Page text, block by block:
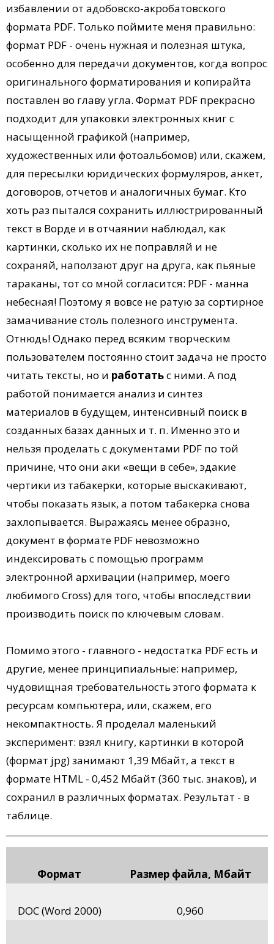
избавлении от адобовско-акробатовского
формата PDF. Только поймите меня правильно:
формат PDF - очень нужная и полезная штука,
особенно для передачи документов, когда вопрос
оригинального форматирования и копирайта
поставлен во главу угла. Формат PDF прекрасно
подходит для упаковки электронных книг с
насыщенной графикой (например,
художественных или фотоальбомов) или, скажем,
для пересылки юридических формуляров, анкет,
договоров, отчетов и аналогичных бумаг. Кто
хоть раз пытался сохранить иллюстрированный
текст в Ворде и в отчаянии наблюдал, как
картинки, сколько их не поправляй и не
сохраняй, наползают друг на друга, как пьяные
тараканы, тот со мной согласится: PDF - манна
небесная! Поэтому я вовсе не ратую за сортирное
замачивание столь полезного инструмента.
Отнюдь! Однако перед всяким творческим
пользователем постоянно стоит задача не просто
читать тексты, но и работатьс ними. А под
работой понимается анализ и синтез
материалов в будущем, интенсивный поиск в
созданных базах данных и т. п. Именно это и
нельзя проделать с документами PDF по той
причине, что они аки «вещи в себе», эдакие
чертики из табакерки, которые выскакивают,
чтобы показать язык, а потом табакерка снова
захлопывается. Выражаясь менее образно,
документ в формате PDF невозможно
индексировать с помощью программ
электронной архивации (например, моего
любимого Cross) для того, чтобы впоследствии
производить поиск по ключевым словам.
Помимо этого - главного - недостатка PDF есть и
другие, менее принципиальные: например,
чудовищная требовательность этого формата к
ресурсам компьютера, или, скажем, его
некомпактность. Я проделал маленький
эксперимент: взял книгу, картинки в которой
(формат jpg) занимают 1,39 Мбайт, а текст в
формате HTML - 0,452 Мбайт (360 тыс. знаков), и
сохранил в различных форматах. Результат - в
таблице.
Формат Размер файла, Мбайт
DOC (Word 2000) 0,960